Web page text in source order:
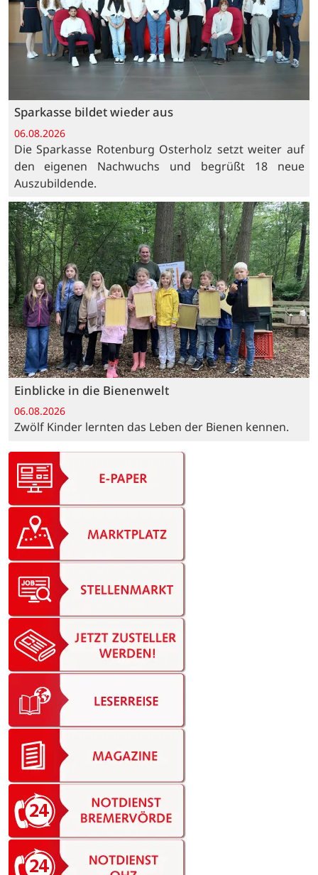
Sparkasse bildet wieder aus
06.08.2026
Die Sparkasse Rotenburg Osterholz setzt weiter auf
den eigenen Nachwuchs und begrüßt 18 neue
Auszubildende.
Einblicke in die Bienenwelt
06.08.2026
Zwölf Kinder lernten das Leben der Bienen kennen.